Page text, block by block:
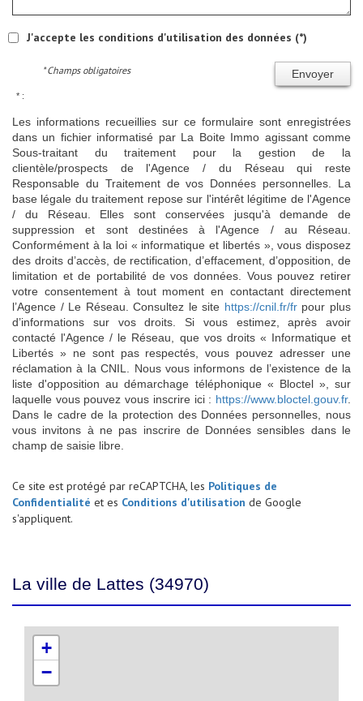
J'accepte les conditions d'utilisation des données (*)
Envoyer
* Champs obligatoires
* :
Les informations recueillies sur ce formulaire sont enregistrées
dans un fichier informatisé par La Boite Immo agissant comme
Sous-traitant du traitement pour la gestion de la
clientèle/prospects de l'Agence / du Réseau qui reste
Responsable du Traitement de vos Données personnelles. La
base légale du traitement repose sur l'intérêt légitime de l'Agence
/ du Réseau. Elles sont conservées jusqu'à demande de
suppression et sont destinées à l'Agence / au Réseau.
Conformément à la loi « informatique et libertés », vous disposez
des droits d’accès, de rectification, d’effacement, d’opposition, de
limitation et de portabilité de vos données. Vous pouvez retirer
votre consentement à tout moment en contactant directement
l’Agence / Le Réseau. Consultez le site https://cnil.fr/frpour plus
d’informations sur vos droits. Si vous estimez, après avoir
contacté l'Agence / le Réseau, que vos droits « Informatique et
Libertés » ne sont pas respectés, vous pouvez adresser une
réclamation à la CNIL. Nous vous informons de l’existence de la
liste d'opposition au démarchage téléphonique « Bloctel », sur
laquelle vous pouvez vous inscrire ici : https://www.bloctel.gouv.fr.
Dans le cadre de la protection des Données personnelles, nous
vous invitons à ne pas inscrire de Données sensibles dans le
champ de saisie libre.
Ce site est protégé par reCAPTCHA, les Politiques de
Confidentialité et es Conditions d'utilisation de Google
s'appliquent.
La ville de Lattes (34970)
+
−